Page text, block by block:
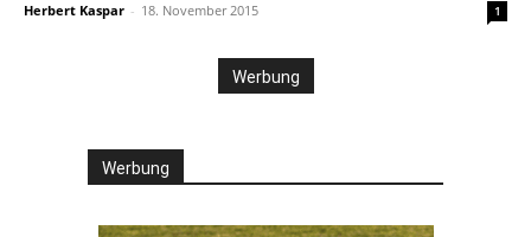
Herbert Kaspar - 18. November 2015 1
Werbung
Werbung